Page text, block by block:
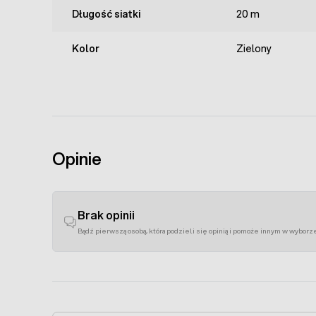
Długość siatki 20 m
Kolor Zielony
Opinie
Brak opinii
Bądź pierwszą osobą, która podzieli się opinią i pomoże innym w